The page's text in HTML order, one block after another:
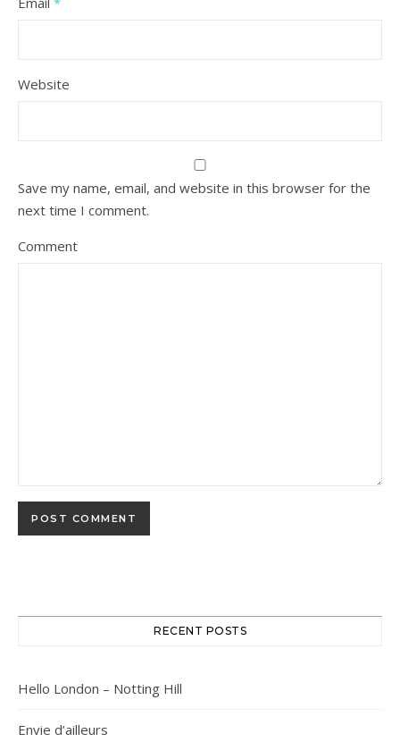
Website
Save my name, email, and website in this browser for the
next time I comment.
Comment
RECENT POSTS
Hello London – Notting Hill
Envie d’ailleurs